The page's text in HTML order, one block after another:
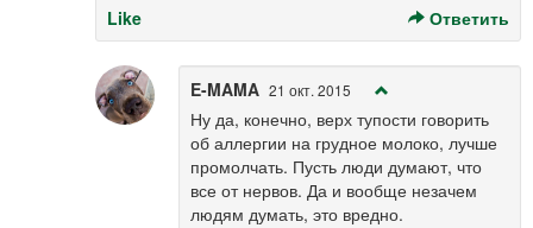
Like Ответить
E-MAMA 21 окт. 2015
Ну да, конечно, верх тупости говорить
об аллергии на грудное молоко, лучше
промолчать. Пусть люди думают, что
все от нервов. Да и вообще незачем
людям думать, это вредно.